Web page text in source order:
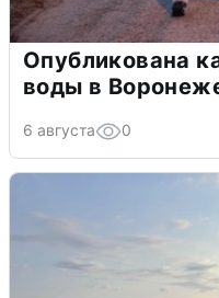
Опубликована
воды в
6 августа 0